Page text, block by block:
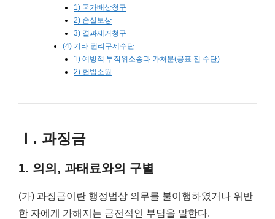
1) 국가배상청구
2) 손실보상
3) 결과제거청구
(4) 기타 권리구제수단
1) 예방적 부작위소송과 가처분(공표 전 수단)
2) 헌법소원
Ⅰ. 과징금
1. 의의, 과태료와의 구별
(가) 과징금이란 행정법상 의무를 불이행하였거나 위반
한 자에게 가해지는 금전적인 부담을 말한다.